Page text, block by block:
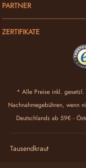
PARTNER
ZERTIFIKATE
* Alle Preise inkl.
Nachnahmegebühren, wenn
Deutschlands ab 59€ -
Tausendkraut